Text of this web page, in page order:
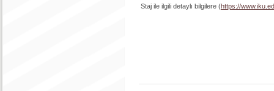
Staj ile ilgili detaylı bilgilere (https://